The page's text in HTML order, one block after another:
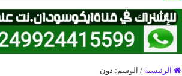
الرئيسية / الوسم: دون